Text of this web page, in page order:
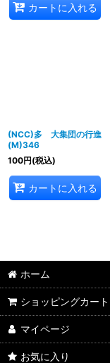
カートに入れる
(NCC)多 大集団の行進
(M)346
100円(税込)
カートに入れる
ホーム
ショッピングカート
マイページ
お気に入り